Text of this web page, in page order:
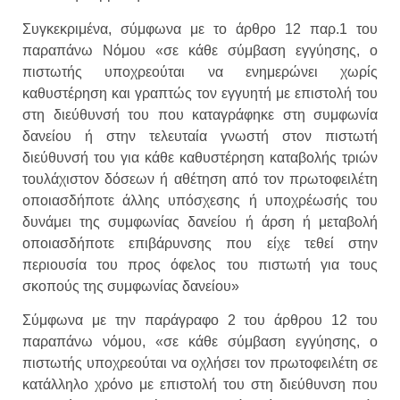
Συγκεκριμένα, σύμφωνα με το άρθρο 12 παρ.1 του
παραπάνω Νόμου «σε κάθε σύμβαση εγγύησης, ο
πιστωτής υποχρεούται να ενημερώνει χωρίς
καθυστέρηση και γραπτώς τον εγγυητή με επιστολή του
στη διεύθυνσή του που καταγράφηκε στη συμφωνία
δανείου ή στην τελευταία γνωστή στον πιστωτή
διεύθυνσή του για κάθε καθυστέρηση καταβολής τριών
τουλάχιστον δόσεων ή αθέτηση από τον πρωτοφειλέτη
οποιασδήποτε άλλης υπόσχεσης ή υποχρέωσής του
δυνάμει της συμφωνίας δανείου ή άρση ή μεταβολή
οποιασδήποτε επιβάρυνσης που είχε τεθεί στην
περιουσία του προς όφελος του πιστωτή για τους
σκοπούς της συμφωνίας δανείου»
Σύμφωνα με την παράγραφο 2 του άρθρου 12 του
παραπάνω νόμου, «σε κάθε σύμβαση εγγύησης, ο
πιστωτής υποχρεούται να οχλήσει τον πρωτοφειλέτη σε
κατάλληλο χρόνο με επιστολή του στη διεύθυνση που